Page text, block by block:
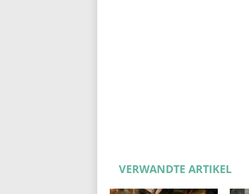
VERWANDTE ARTIKEL